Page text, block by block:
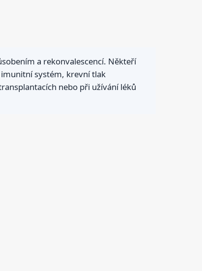
a rekonvalescencí. Někteří
systém, krevní tlak
nebo při užívání léků